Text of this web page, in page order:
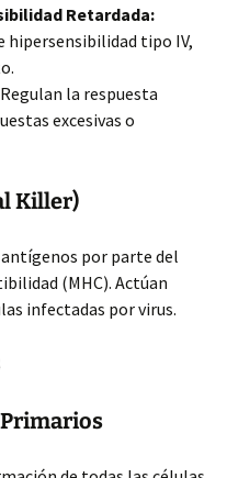
Retardada:
hipersensibilidad tipo IV,
Regulan la respuesta
excesivas o
Killer)
por parte del
(MHC). Actúan
infectadas por virus.
Primarios